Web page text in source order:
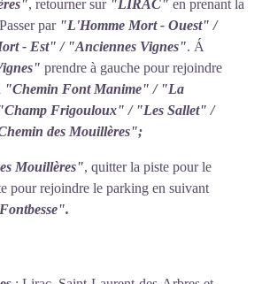
, retourner sur "LIRAC" en prenant la
par"L'Homme Mort - Ouest" /
- Est" / "Anciennes Vignes". Á
prendre à gauche pour rejoindre
"Chemin Font Manime" / "La
Frigouloux" / "Les Sallet" /
des Mouillères";
Mouillères", quitter la piste pour le
pour rejoindre le parking en suivant